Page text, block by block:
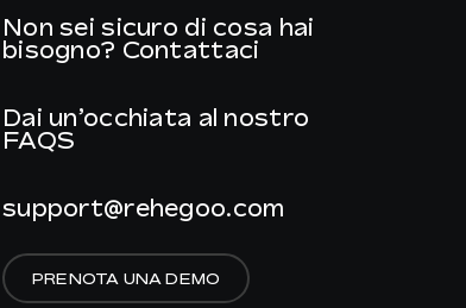
Non sei sicuro di cosa hai
bisogno? Contattaci
Dai un’occhiata al nostro
FAQS
support@rehegoo.com
PRENOTA UNA DEMO